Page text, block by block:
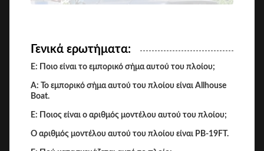
Γενικά ερωτήματα:
Ε: Ποιο είναι το εμπορικό σήμα αυτού του πλοίου;
Α: Το εμπορικό σήμα αυτού του πλοίου είναι Allhouse
Boat.
Ε: Ποιος είναι ο αριθμός μοντέλου αυτού του πλοίου;
Ο αριθμός μοντέλου αυτού του πλοίου είναι PB-19FT.